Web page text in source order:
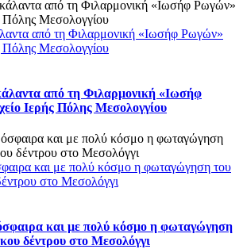
από τη Φιλαρμονική «Ιωσήφ Ρωγών»
Πόλης Μεσολογγίου
από τη Φιλαρμονική «Ιωσήφ
Ιερής Πόλης Μεσολογγίου
και με πολύ κόσμο η φωταγώγηση του
στο Μεσολόγγι
και με πολύ κόσμο η φωταγώγηση
δέντρου στο Μεσολόγγι